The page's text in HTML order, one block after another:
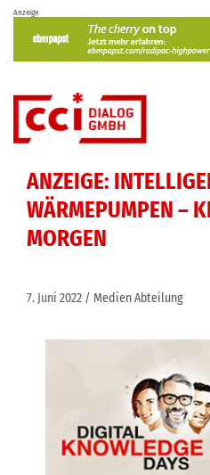
Skip
content
Anzeige
ANZEIGE:
WÄRMEPUMPEN –
MORGEN
7. Juni 2022 Medien Abteilung